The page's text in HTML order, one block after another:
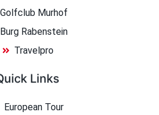
Golfclub Murhof
Burg Rabenstein
Travelpro
Links
European Tour